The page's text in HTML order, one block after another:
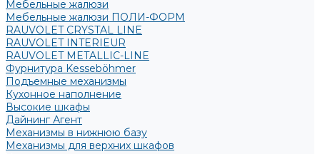
Мебельные жалюзи
Мебельные жалюзи ПОЛИ-ФОРМ
RAUVOLET CRYSTAL LINE
RAUVOLET INTERIEUR
RAUVOLET METALLIC-LINE
Фурнитура Kesseböhmer
Подъемные механизмы
Кухонное наполнение
Высокие шкафы
Дайнинг Агент
Механизмы в нижнюю базу
Механизмы для верхних шкафов